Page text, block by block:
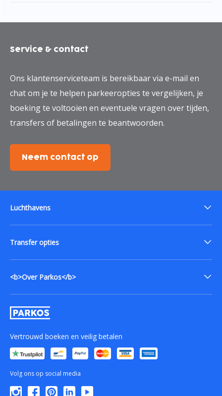
Service & contact
Ons klantenserviceteam is bereikbaar via e-mail en
chat om je te helpen parkeeropties te vergelijken, je
boeking te voltooien en eventuele vragen over tijden,
transfers of betalingen te beantwoorden.
Neem contact op
Vertrouwd boeken en veilig betalen
Volg ons op social media
Luchthavens
Transfer opties
<b>Over Parkos</b>